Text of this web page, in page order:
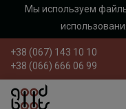
Мы используем
+38 (067) 143 10 10
+38 (066) 666 06 99